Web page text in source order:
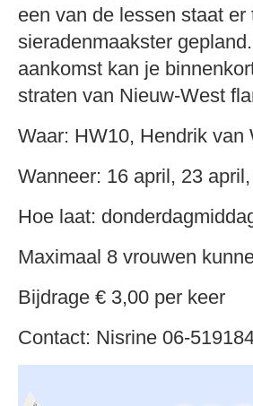
een van de lessen staat
sieradenmaakster
aankomst kan je
straten van Nieuw-West
Waar: HW10, Hendrik van
Wanneer: 16 april, 23
Hoe laat:
Maximaal 8 vrouwen
Bijdrage € 3,00 per keer
Contact: Nisrine 06-